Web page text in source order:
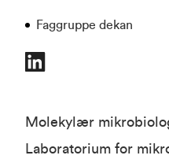
Faggruppe dekan
Molekylær
Laboratorium for